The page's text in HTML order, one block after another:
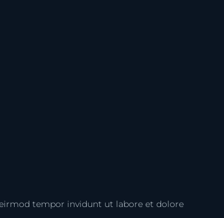
tempor invidunt ut labore et dolore